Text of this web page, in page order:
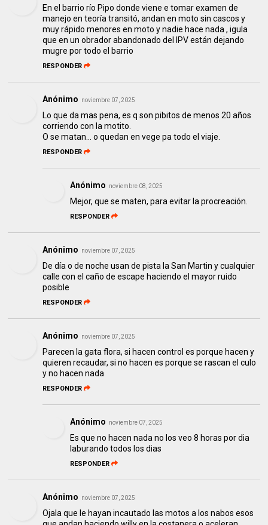
En el barrio río Pipo donde viene e tomar examen de
manejo en teoría transitó, andan en moto sin cascos y
muy rápido menores en moto y nadie hace nada , igula
que en un obrador abandonado del IPV están dejando
mugre por todo el barrio
RESPONDER
Anónimo noviembre 07, 2025
Lo que da mas pena, es q son pibitos de menos 20 años
corriendo con la motito.
O se matan... o quedan en vege pa todo el viaje.
RESPONDER
Anónimo noviembre 08, 2025
Mejor, que se maten, para evitar la procreación.
RESPONDER
Anónimo noviembre 07, 2025
De día o de noche usan de pista la San Martin y cualquier
calle con el caño de escape haciendo el mayor ruido
posible
RESPONDER
Anónimo noviembre 07, 2025
Parecen la gata flora, si hacen control es porque hacen y
quieren recaudar, si no hacen es porque se rascan el culo
y no hacen nada
RESPONDER
Anónimo noviembre 07, 2025
Es que no hacen nada no los veo 8 horas por dia
laburando todos los dias
RESPONDER
Anónimo noviembre 07, 2025
Ojala que le hayan incautado las motos a los nabos esos